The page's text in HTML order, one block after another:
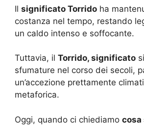
Il significato Torrido ha
costanza nel tempo, restando
un caldo intenso e soffocante.
Tuttavia, il Torrido, significato
sfumature nel corso dei secoli,
un’accezione prettamente
metaforica.
Oggi, quando ci chiediamo